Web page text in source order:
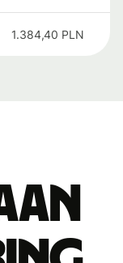
1.384,40 PLN